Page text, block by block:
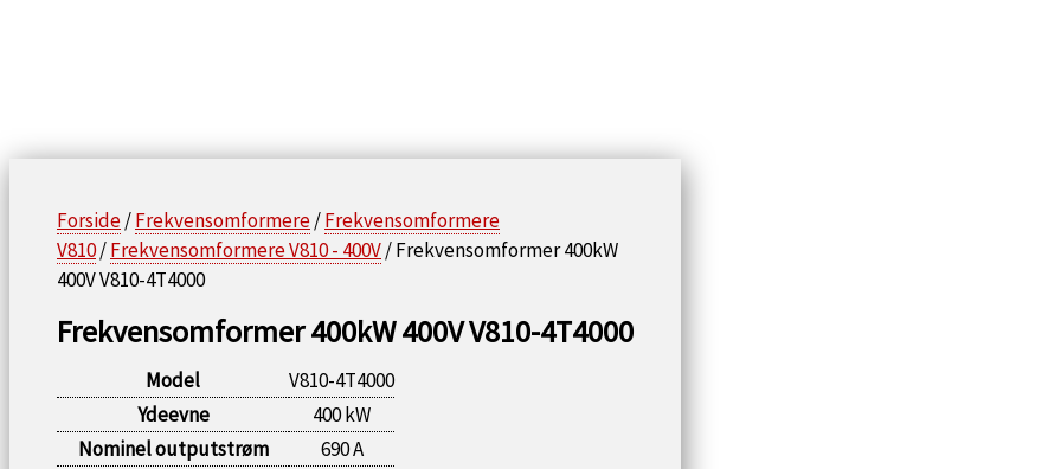
Forside/Frekvensomformere/Frekvensomformere
V810/Frekvensomformere V810 - 400V/ Frekvensomformer 400kW
400V V810-4T4000
Frekvensomformer 400kW 400V V810-4T4000
Model
V810-4T4000
Ydeevne
400 kW
Nominel outputstrøm
690 A